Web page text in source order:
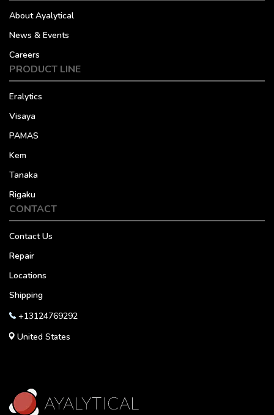
About Ayalytical
News & Events
Careers
PRODUCT LINE
Eralytics
Visaya
PAMAS
Kem
Tanaka
Rigaku
CONTACT
Contact Us
Repair
Locations
Shipping
+13124769292
United States